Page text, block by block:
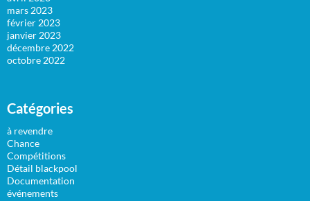
mars 2023
février 2023
janvier 2023
décembre 2022
octobre 2022
Catégories
à revendre
Chance
Compétitions
Détail blackpool
Documentation
événements